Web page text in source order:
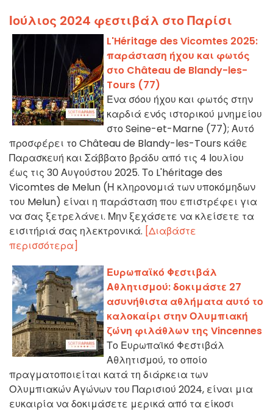
Ιούλιος 2024 φεστιβάλ στο Παρίσι
L'Héritage des Vicomtes 2025:
παράσταση ήχου και φωτός
στο Château de Blandy-les-
Tours (77)
Ένα σόου ήχου και φωτός στην
καρδιά ενός ιστορικού μνημείου
στο Seine-et-Marne (77); Αυτό
προσφέρει το Château de Blandy-les-Tours κάθε
Παρασκευή και Σάββατο βράδυ από τις 4 Ιουλίου
έως τις 30 Αυγούστου 2025. Το L'héritage des
Vicomtes de Melun (Η κληρονομιά των υποκόμηδων
του Melun) είναι η παράσταση που επιστρέφει για
να σας ξετρελάνει. Μην ξεχάσετε να κλείσετε τα
εισιτήριά σας ηλεκτρονικά. [Διαβάστε
περισσότερα]
Ευρωπαϊκό Φεστιβάλ
Αθλητισμού: δοκιμάστε 27
ασυνήθιστα αθλήματα αυτό το
καλοκαίρι στην Ολυμπιακή
ζώνη φιλάθλων της Vincennes
Το Ευρωπαϊκό Φεστιβάλ
Αθλητισμού, το οποίο
πραγματοποιείται κατά τη διάρκεια των
Ολυμπιακών Αγώνων του Παρισιού 2024, είναι μια
ευκαιρία να δοκιμάσετε μερικά από τα είκοσι